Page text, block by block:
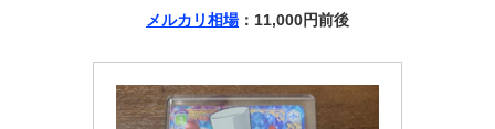
メルカリ相場：11,000円前後